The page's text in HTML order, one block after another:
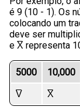
é 9 (10 - 1). Os
colocando um
deve ser
e X̅ representa
5000 10,000
V̅
X̅